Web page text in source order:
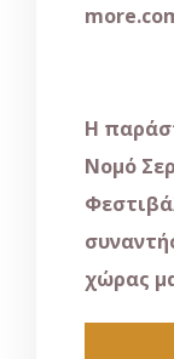
more.
Η
Νομό
χώρας